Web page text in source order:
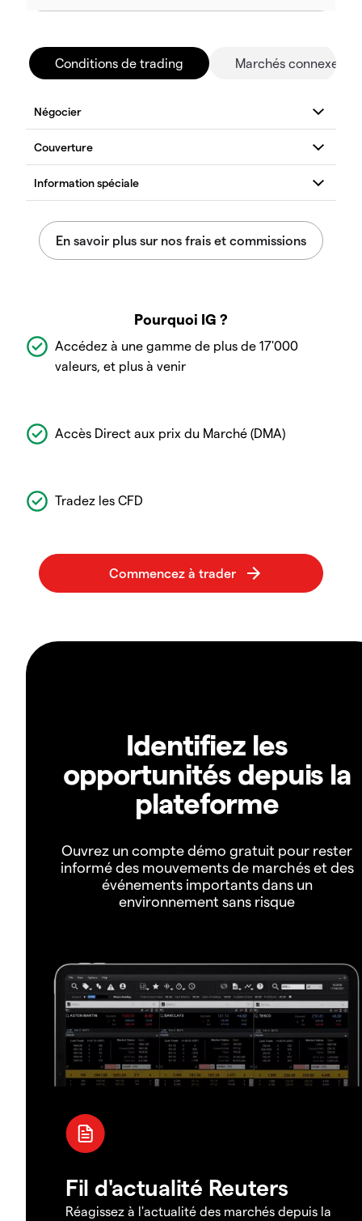
Conditions de trading Marchés connexes
Pourquoi IG ?
Accédez à une gamme de plus de 17'000
valeurs, et plus à venir
Accès Direct aux prix du Marché (DMA)
Tradez les CFD
Identifiez les
opportunités depuis la
plateforme
Ouvrez un compte démo gratuit pour rester
informé des mouvements de marchés et des
événements importants dans un
environnement sans risque
Fil d'actualité Reuters
Réagissez à l'actualité des marchés depuis la